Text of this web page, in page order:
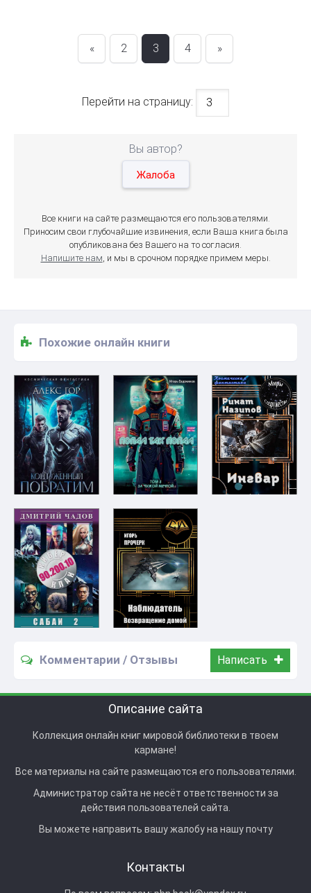
« 2 3 4 »
Перейти на страницу:
Вы автор?
Жалоба
Все книги на сайте размещаются его пользователями.
Приносим свои глубочайшие извинения, если Ваша книга была
опубликована без Вашего на то согласия.
Напишите нам, и мы в срочном порядке примем меры.
Похожие онлайн книги
Комментарии / Отзывы Написать
Описание сайта
Коллекция онлайн книг мировой библиотеки в твоем
кармане!
Все материалы на сайте размещаются его пользователями.
Администратор сайта не несёт ответственности за
действия пользователей сайта.
Вы можете направить вашу жалобу на нашу почту
Контакты